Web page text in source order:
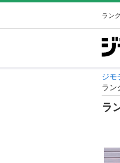
ジモ
ラン
ラ